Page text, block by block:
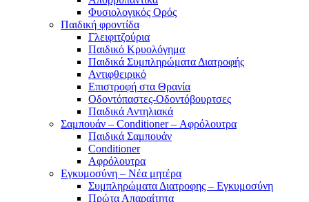
Φυσιολογικός Ορός
Παιδική φροντίδα
Γλειφιτζούρια
Παιδικό Κρυολόγημα
Παιδικά Συμπληρώματα Διατροφής
Αντιφθειρικό
Επιστροφή στα Θρανία
Οδοντόπαστες-Οδοντόβουρτσες
Παιδικά Αντηλιακά
Σαμπουάν – Conditioner – Αφρόλουτρα
Παιδικά Σαμπουάν
Conditioner
Αφρόλουτρα
Εγκυμοσύνη – Νέα μητέρα
Συμπληρώματα Διατροφης – Εγκυμοσύνη
Πρώτα Απαραίτητα